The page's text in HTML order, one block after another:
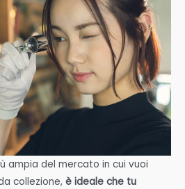
ampia del mercato in cui vuoi
collezione, è ideale che tu